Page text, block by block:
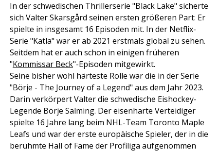
In der schwedischen Thrillerserie "Black Lake" sicherte
sich Valter Skarsgård seinen ersten größeren Part: Er
spielte in insgesamt 16 Episoden mit. In der Netflix-
Serie "Katla" war er ab 2021 erstmals global zu sehen.
Seitdem hat er auch schon in einigen früheren
"Kommissar Beck"-Episoden mitgewirkt.
Seine bisher wohl härteste Rolle war die in der Serie
"Börje - The Journey of a Legend" aus dem Jahr 2023.
Darin verkörpert Valter die schwedische Eishockey-
Legende Börje Salming. Der eisenharte Verteidiger
spielte 16 Jahre lang beim NHL-Team Toronto Maple
Leafs und war der erste europäische Spieler, der in die
berühmte Hall of Fame der Profiliga aufgenommen